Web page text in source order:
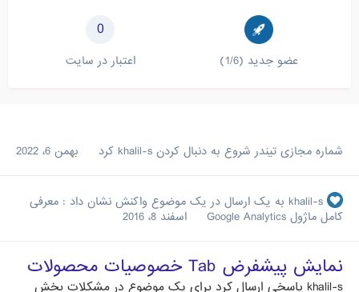
عضو جدید (1/6)
0
اعتبار در سایت
شماره مجازی تیندر شروع به دنبال کردن khalil-s کرد بهمن 6، 2022
khalil-s به یک ارسال در یک موضوع واکنش نشان داد : معرفی
کامل ماژول Google Analytics
اسفند 8، 2016
نمایش پیشفرض Tab خصوصیات محصولات
khalil-s پاسخی ارسال کرد برای یک موضوع در مشکلات بخش